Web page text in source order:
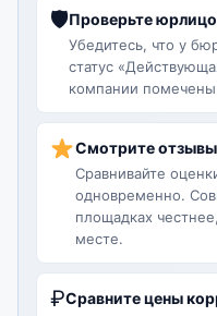
🛡Проверьте юрлицо
Убедитесь, что у
статус
компании
Смотрите
Сравнивайте
одновременно.
площадках
месте.
₽Сравните цены